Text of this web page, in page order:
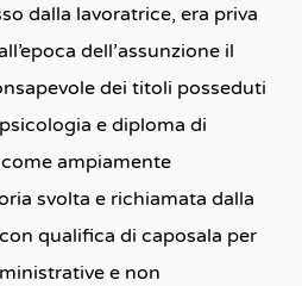
dalla lavoratrice, era priva
dell’assunzione il
dei titoli posseduti
e diploma di
ampiamente
svolta e richiamata dalla
qualifica di caposala per
e non